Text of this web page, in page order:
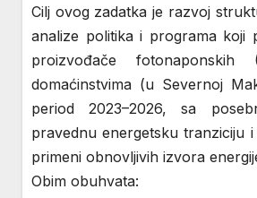
Cilj ovog zadatka je razvoj
analize politika i programa koji
proizvođače
domaćinstvima (u Severnoj
period 2023–2026, sa
pravednu energetsku tranziciju
primeni obnovljivih izvora
Obim obuhvata: